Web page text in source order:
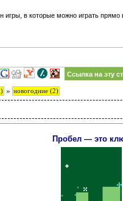
игры, в которые можно играть
Ссылка на эту
» новогодние (2)
Пробел — это